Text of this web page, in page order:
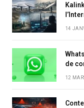
14
de
12